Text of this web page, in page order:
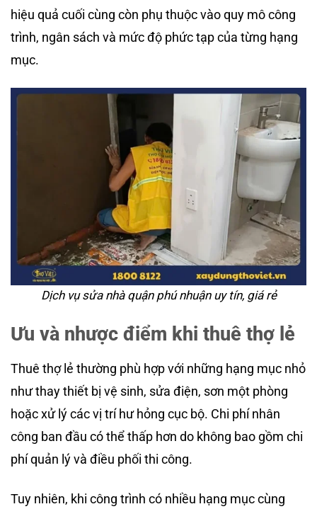
hiệu quả cuối cùng còn phụ thuộc vào quy mô công
trình, ngân sách và mức độ phức tạp của từng hạng
mục.
Dịch vụ sửa nhà quận phú nhuận uy tín, giá rẻ
Ưu và nhược điểm khi thuê thợ lẻ
Thuê thợ lẻ thường phù hợp với những hạng mục nhỏ
như thay thiết bị vệ sinh, sửa điện, sơn một phòng
hoặc xử lý các vị trí hư hỏng cục bộ. Chi phí nhân
công ban đầu có thể thấp hơn do không bao gồm chi
phí quản lý và điều phối thi công.
Tuy nhiên, khi công trình có nhiều hạng mục cùng